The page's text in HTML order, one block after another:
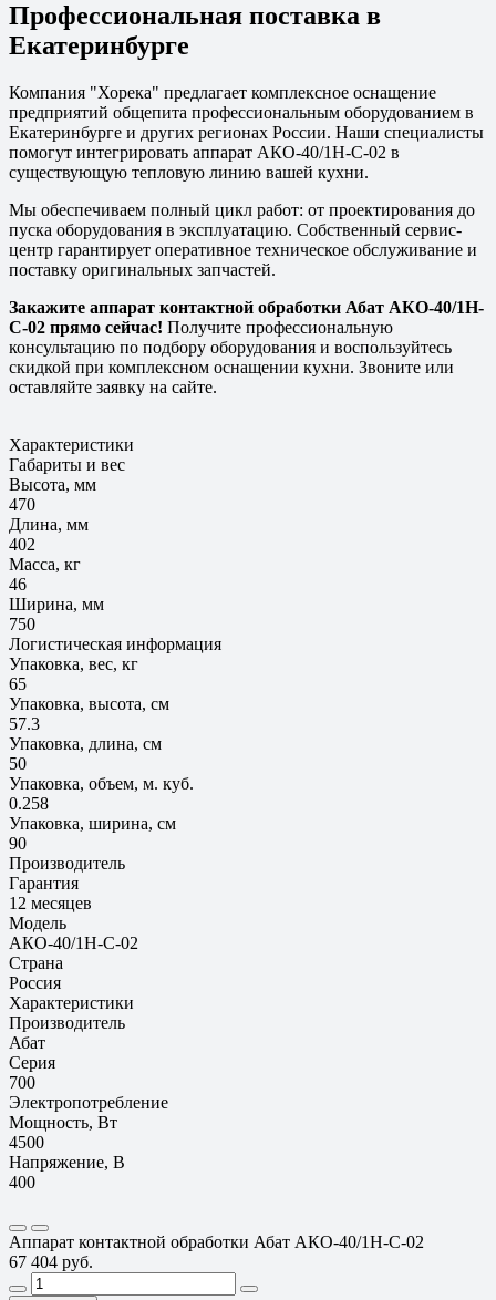
Профессиональная поставка в
Екатеринбурге
Компания "Хорека" предлагает комплексное оснащение
предприятий общепита профессиональным оборудованием в
Екатеринбурге и других регионах России. Наши специалисты
помогут интегрировать аппарат АКО-40/1Н-С-02 в
существующую тепловую линию вашей кухни.
Мы обеспечиваем полный цикл работ: от проектирования до
пуска оборудования в эксплуатацию. Собственный сервис-
центр гарантирует оперативное техническое обслуживание и
поставку оригинальных запчастей.
Закажите аппарат контактной обработки Абат АКО-40/1Н-
С-02 прямо сейчас! Получите профессиональную
консультацию по подбору оборудования и воспользуйтесь
скидкой при комплексном оснащении кухни. Звоните или
оставляйте заявку на сайте.
Характеристики
Габариты и вес
Высота, мм
470
Длина, мм
402
Масса, кг
46
Ширина, мм
750
Логистическая информация
Упаковка, вес, кг
65
Упаковка, высота, см
57.3
Упаковка, длина, см
50
Упаковка, объем, м. куб.
0.258
Упаковка, ширина, см
90
Производитель
Гарантия
12 месяцев
Модель
АКО-40/1Н-С-02
Страна
Россия
Характеристики
Производитель
Абат
Серия
700
Электропотребление
Мощность, Вт
4500
Напряжение, В
400
Аппарат контактной обработки Абат АКО-40/1Н-С-02
67 404 руб.